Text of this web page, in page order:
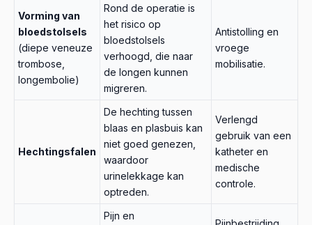
Vorming van
bloedstolsels
(diepe veneuze
trombose,
longembolie)
Rond de operatie is
het risico op
bloedstolsels
verhoogd, die naar
de longen kunnen
migreren.
Antistolling en
vroege
mobilisatie.
Hechtingsfalen
De hechting tussen
blaas en plasbuis kan
niet goed genezen,
waardoor
urinelekkage kan
optreden.
Verlengd
gebruik van een
katheter en
medische
controle.
Pijn en